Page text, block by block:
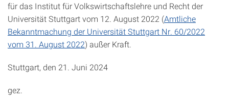
für das Institut für Volkswirtschaftslehre und Recht der
Universität Stuttgart vom 12. August 2022 (Amtliche
Bekanntmachung der Universität Stuttgart Nr. 60/2022
vom 31. August 2022) außer Kraft.
Stuttgart, den 21. Juni 2024
gez.